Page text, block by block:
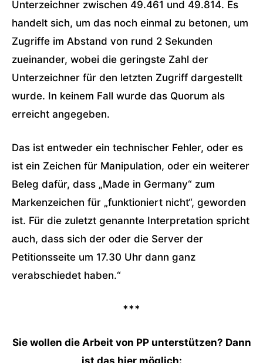
Unterzeichner zwischen 49.461 und 49.814. Es
handelt sich, um das noch einmal zu betonen, um
Zugriffe im Abstand von rund 2 Sekunden
zueinander, wobei die geringste Zahl der
Unterzeichner für den letzten Zugriff dargestellt
wurde. In keinem Fall wurde das Quorum als
erreicht angegeben.
Das ist entweder ein technischer Fehler, oder es
ist ein Zeichen für Manipulation, oder ein weiterer
Beleg dafür, dass „Made in Germany“ zum
Markenzeichen für „funktioniert nicht“, geworden
ist. Für die zuletzt genannte Interpretation spricht
auch, dass sich der oder die Server der
Petitionsseite um 17.30 Uhr dann ganz
verabschiedet haben.“
***
Sie wollen die Arbeit von PP unterstützen? Dann
ist das hier möglich: